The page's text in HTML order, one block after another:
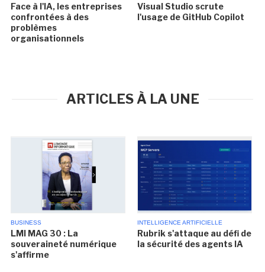
Face à l'IA, les entreprises
confrontées à des
problèmes
organisationnels
Visual Studio scrute
l'usage de GitHub Copilot
ARTICLES À LA UNE
BUSINESS
LMI MAG 30 : La
souveraineté numérique
s'affirme
INTELLIGENCE ARTIFICIELLE
Rubrik s'attaque au défi de
la sécurité des agents IA